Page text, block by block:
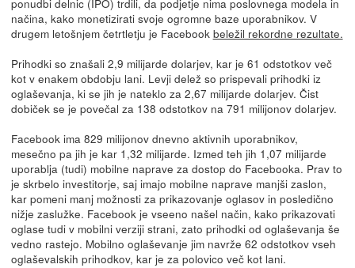
ponudbi delnic (IPO) trdili, da podjetje nima poslovnega modela in
načina, kako monetizirati svoje ogromne baze uporabnikov. V
drugem letošnjem četrtletju je Facebook beležil rekordne rezultate.
Prihodki so znašali 2,9 milijarde dolarjev, kar je 61 odstotkov več
kot v enakem obdobju lani. Levji delež so prispevali prihodki iz
oglaševanja, ki se jih je nateklo za 2,67 milijarde dolarjev. Čist
dobiček se je povečal za 138 odstotkov na 791 milijonov dolarjev.
Facebook ima 829 milijonov dnevno aktivnih uporabnikov,
mesečno pa jih je kar 1,32 milijarde. Izmed teh jih 1,07 milijarde
uporablja (tudi) mobilne naprave za dostop do Facebooka. Prav to
je skrbelo investitorje, saj imajo mobilne naprave manjši zaslon,
kar pomeni manj možnosti za prikazovanje oglasov in posledično
nižje zaslužke. Facebook je vseeno našel način, kako prikazovati
oglase tudi v mobilni verziji strani, zato prihodki od oglaševanja še
vedno rastejo. Mobilno oglaševanje jim navrže 62 odstotkov vseh
oglaševalskih prihodkov, kar je za polovico več kot lani.